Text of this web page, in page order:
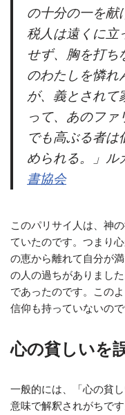
の十分の一を献
税人は遠くに立
せず、胸を打ち
のわたしを憐れ
が、義とされて
って、あのフ
でも高ぶる者は
められる。」
書協会
このパリサイ人は、神
ていたのです。つまり
の恵から離れて自分が
の人の過ちがありまし
であったのです。この
信仰も持っていないので
心の貧しいを
一般的には、「心の貧
意味で解釈されがちで